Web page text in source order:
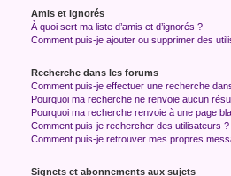
Amis et ignorés
À quoi sert ma liste d’amis et d’ignorés ?
Comment puis-je ajouter ou supprimer des
Recherche dans les forums
Comment puis-je effectuer une recherche
Pourquoi ma recherche ne renvoie aucun
Pourquoi ma recherche renvoie à une page
Comment puis-je rechercher des utilisateurs ?
Comment puis-je retrouver mes propres
Signets et abonnements aux sujets